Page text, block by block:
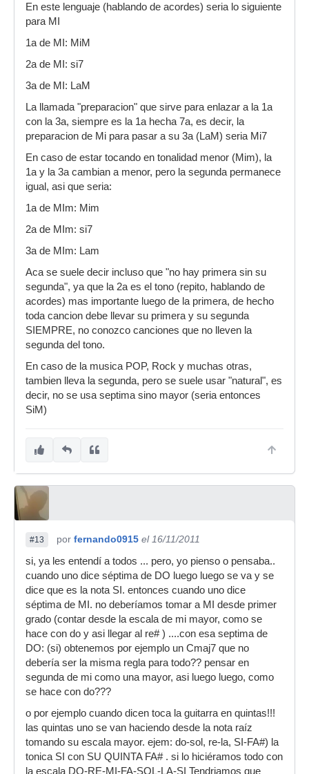
En este lenguaje (hablando de acordes) seria lo siguiente
para MI
1a de MI: MiM
2a de MI: si7
3a de MI: LaM
La llamada "preparacion" que sirve para enlazar a la 1a
con la 3a, siempre es la 1a hecha 7a, es decir, la
preparacion de Mi para pasar a su 3a (LaM) seria Mi7
En caso de estar tocando en tonalidad menor (Mim), la
1a y la 3a cambian a menor, pero la segunda permanece
igual, asi que seria:
1a de MIm: Mim
2a de MIm: si7
3a de MIm: Lam
Aca se suele decir incluso que "no hay primera sin su
segunda", ya que la 2a es el tono (repito, hablando de
acordes) mas importante luego de la primera, de hecho
toda cancion debe llevar su primera y su segunda
SIEMPRE, no conozco canciones que no lleven la
segunda del tono.
En caso de la musica POP, Rock y muchas otras,
tambien lleva la segunda, pero se suele usar "natural", es
decir, no se usa septima sino mayor (seria entonces
SiM)
#13 por fernando0915 el 16/11/2011
si, ya les entendí a todos ... pero, yo pienso o pensaba..
cuando uno dice séptima de DO luego luego se va y se
dice que es la nota SI. entonces cuando uno dice
séptima de MI. no deberíamos tomar a MI desde primer
grado (contar desde la escala de mi mayor, como se
hace con do y asi llegar al re# ) ....con esa septima de
DO: (si) obtenemos por ejemplo un Cmaj7 que no
debería ser la misma regla para todo?? pensar en
segunda de mi como una mayor, asi luego luego, como
se hace con do???
o por ejemplo cuando dicen toca la guitarra en quintas!!!
las quintas uno se van haciendo desde la nota raíz
tomando su escala mayor. ejem: do-sol, re-la, SI-FA#) la
tonica SI con SU QUINTA FA# . si lo hiciéramos todo con
la escala DO-RE-MI-FA-SOL-LA-SI Tendriamos que